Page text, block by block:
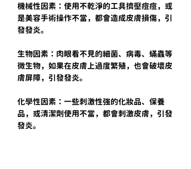
機械性因素：使用不乾淨的工具擠壓痘痘，或
是美容手術操作不當，都會造成皮膚損傷，引
發發炎。
生物因素：肉眼看不見的細菌、病毒、蟎蟲等
微生物，如果在皮膚上過度繁殖，也會破壞皮
膚屏障，引發發炎。
化學性因素：一些刺激性強的化妝品、保養
品，或清潔劑使用不當，都會刺激皮膚，引發
發炎。